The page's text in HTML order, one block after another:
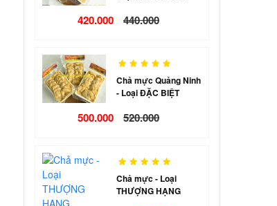
420.000 440.000
Chả mực Quảng Ninh
- Loại ĐẶC BIỆT
500.000 520.000
Chả mực - Loại
THƯỢNG HẠNG